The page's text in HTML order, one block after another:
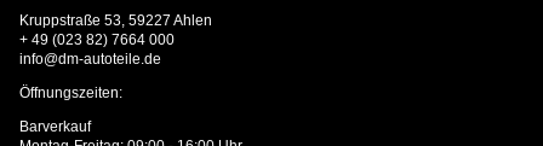
Kruppstraße 53, 59227 Ahlen
+ 49 (023 82) 7664 000
info@dm-autoteile.de
Öffnungszeiten:
Barverkauf